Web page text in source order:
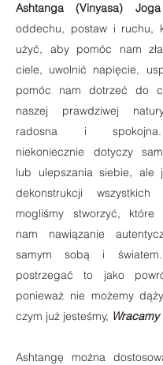
Ashtanga (Vinyasa) Joga
oddechu, postaw i ruchu,
użyć, aby pomóc nam
ciele, uwolnić napięcie,
pomóc nam dotrzeć do
naszej prawdziwej
radosna i
niekoniecznie dotyczy
lub ulepszania siebie, ale
dekonstrukcji
mogliśmy stworzyć, które
nam nawiązanie
samym sobą i
postrzegać to jako
ponieważ nie możemy
czym już jesteśmy, Wracamy
Ashtangę można